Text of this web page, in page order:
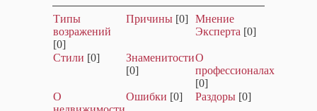
Типы
возражений
[0]
Причины [0] Мнение
Эксперта [0]
Стили [0]
Знаменитости
[0]
О
профессионалах
[0]
О
Ошибки [0] Раздоры [0]